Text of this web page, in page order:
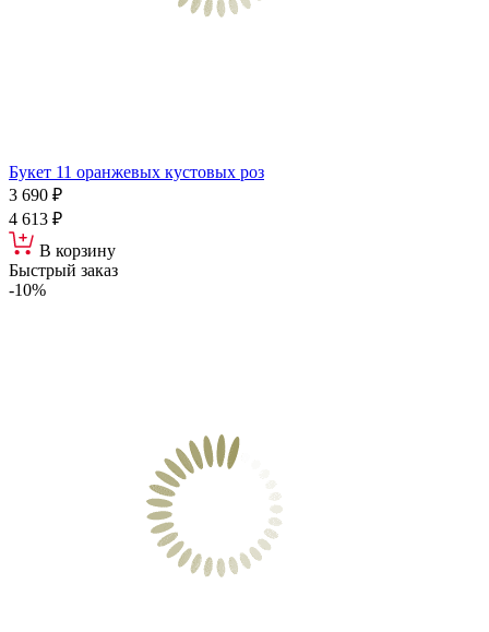
Букет 11 оранжевых кустовых роз
3 690 ₽
4 613 ₽
В корзину
Быстрый заказ
-10%